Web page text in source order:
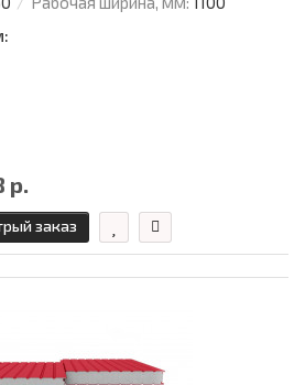
р.
заказ